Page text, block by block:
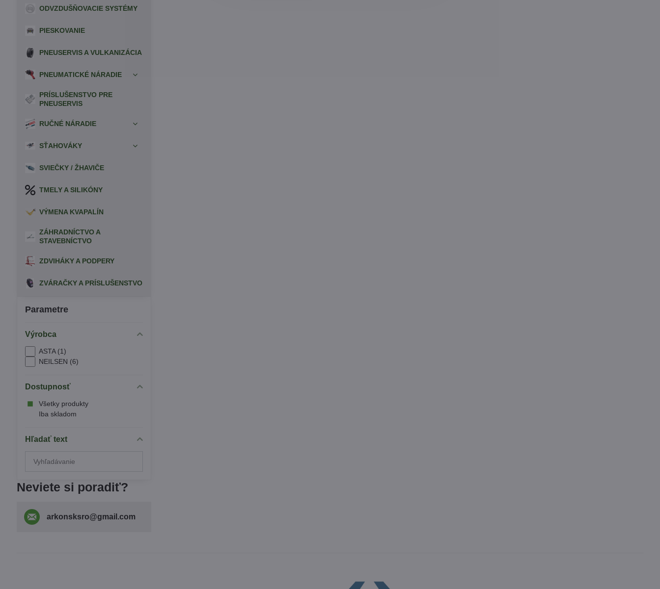
Parametre
Výrobca
ASTA (1)
NEILSEN (6)
Dostupnosť
Všetky produkty
Iba skladom
Hľadať text
výsledky
fulltextom
Neviete si poradiť?
arkonsksro​@gmail​.com
ODVZDUŠŇOVACIE SYSTÉMY
PIESKOVANIE
PNEUSERVIS A VULKANIZÁCIA
PNEUMATICKÉ NÁRADIE
PRÍSLUŠENSTVO PRE
PNEUSERVIS
RUČNÉ NÁRADIE
SŤAHOVÁKY
SVIEČKY / ŽHAVIČE
TMELY A SILIKÓNY
VÝMENA KVAPALÍN
ZÁHRADNÍCTVO A
STAVEBNÍCTVO
ZDVIHÁKY A PODPERY
ZVÁRAČKY A PRÍSLUŠENSTVO